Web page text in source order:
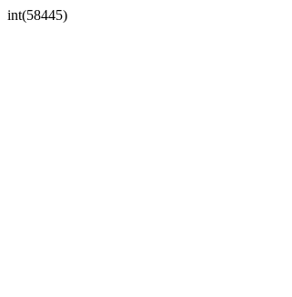
int(58445)